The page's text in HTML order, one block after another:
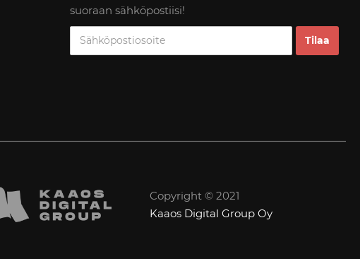
suoraan sähköpostiisi!
Copyright © 2021
Kaaos Digital Group Oy